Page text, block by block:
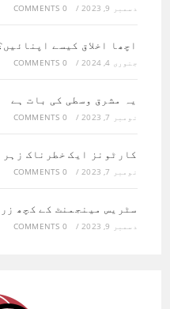
دسمبر 9, 2023 /
0 COMMENTS
اچھا اخلاق کیسے
جنوری 4, 2024 /
0 COMMENTS
یہ مشرق وسطی کی بات ہے
نومبر 7, 2023 /
0 COMMENTS
کارٹونز ایک خطرناک زہر
نومبر 7, 2023 /
0 COMMENTS
سٹریس مینجمنٹ کے کچھ
دسمبر 9, 2023 /
0 COMMENTS